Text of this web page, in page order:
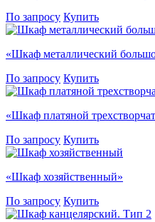
По запросу Купить
«Шкаф металлический
По запросу Купить
«Шкаф платяной
По запросу Купить
«Шкаф хозяйственный»
По запросу Купить